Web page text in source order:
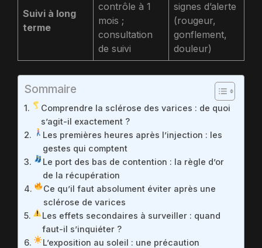
Suivi à long
terme
contrôle à 1
mois ;
consultation
de suivi
signes d’alerte
(rougeur,
gonflement,
douleur)
Sommaire
Comprendre la sclérose des varices : de quoi
s’agit-il exactement ?
Les premières heures après l’injection : les
gestes qui comptent
Le port des bas de contention : la règle d’or
de la récupération
Ce qu’il faut absolument éviter après une
sclérose de varices
Les effets secondaires à surveiller : quand
faut-il s’inquiéter ?
L’exposition au soleil : une précaution